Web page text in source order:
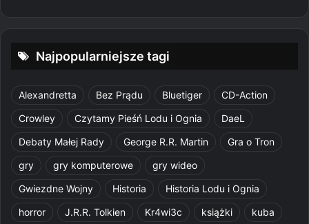
Najpopularniejsze tagi
Alexandretta Bez Prądu Bluetiger
CD-Action
Crowley
Czytamy Pieśń Lodu i Ognia
DaeL
Debaty Małej Rady
George R.R. Martin
Gra o Tron
gry
gry komputerowe
gry wideo
Gwiezdne Wojny
Historia
Historia Lodu i Ognia
horror
J.R.R. Tolkien Kr4wi3c książki
kuba